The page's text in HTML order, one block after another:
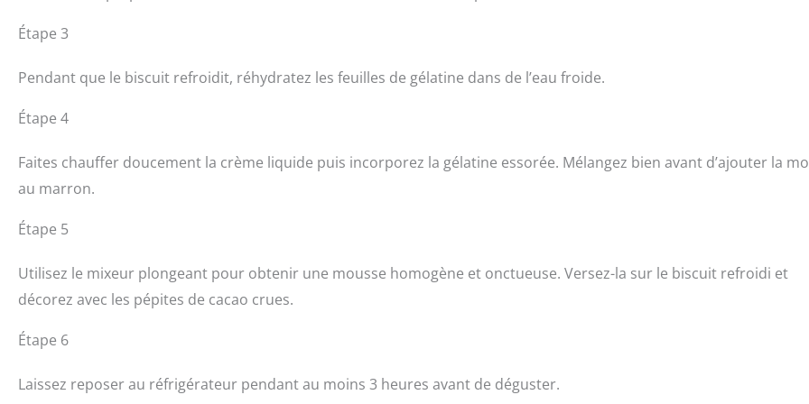
Étape 3
Pendant que le biscuit refroidit, réhydratez les feuilles de gélatine dans de l’eau froide.
Étape 4
Faites chauffer doucement la crème liquide puis incorporez la gélatine essorée. Mélangez bien avant d’ajouter la
au marron.
Étape 5
Utilisez le mixeur plongeant pour obtenir une mousse homogène et onctueuse. Versez-la sur le biscuit refroidi et
décorez avec les pépites de cacao crues.
Étape 6
Laissez reposer au réfrigérateur pendant au moins 3 heures avant de déguster.